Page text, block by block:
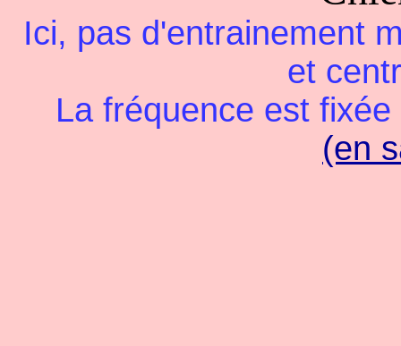
Ici, pas d'entrainement
et
La fréquence est
(en